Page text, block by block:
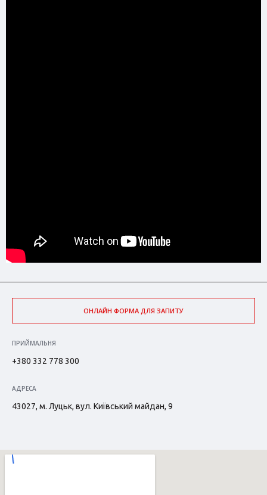
ОНЛАЙН ФОРМА ДЛЯ ЗАПИТУ
ПРИЙМАЛЬНЯ
+380 332 778 300
АДРЕСА
43027, м. Луцьк, вул. Київський майдан, 9